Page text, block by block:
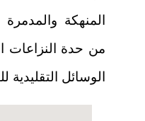
المنهكة والمدمرة
من حدة النزاعات
الوسائل التقليدية